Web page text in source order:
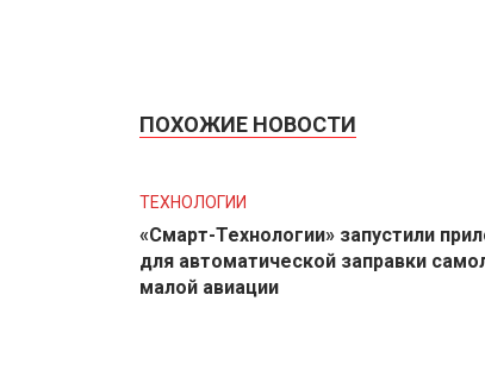
ПОХОЖИЕ НОВОСТИ
ТЕХНОЛОГИИ
«Смарт-Технологии» запустили
для автоматической заправки
малой авиации